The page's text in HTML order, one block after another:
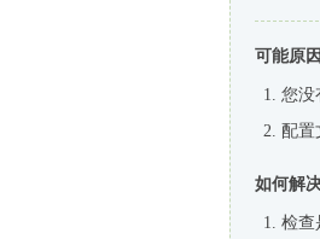
可能原
您没
配置
如何解
检查